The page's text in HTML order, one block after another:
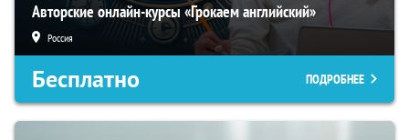
Авторские онлайн-курсы «Грокаем английский»
Россия
Бесплатно ПОДРОБНЕЕ